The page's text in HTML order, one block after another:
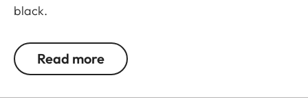
black.
Read more